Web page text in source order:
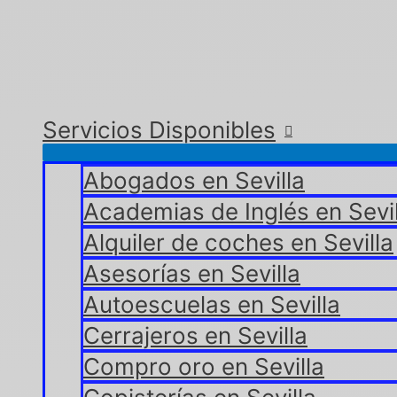
Servicios Disponibles
Abogados en Sevilla
Academias de Inglés en
Alquiler de coches en Sevilla
Asesorías en Sevilla
Autoescuelas en Sevilla
Cerrajeros en Sevilla
Compro oro en Sevilla